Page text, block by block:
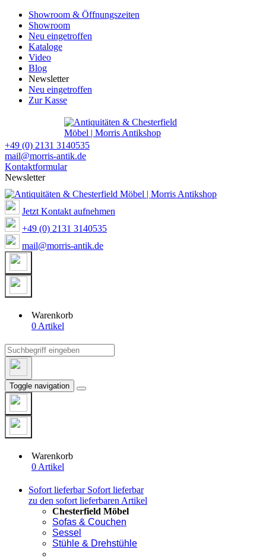
Showroom & Öffnungszeiten
Showroom
Neu eingetroffen
Kataloge
Video
Blog
Newsletter
Neu eingetroffen
Zur Kasse
+49 (0) 2131 3140535
mail@morris-antik.de
Kontaktformular
Newsletter
Jetzt Kontakt aufnehmen
+49 (0) 2131 3140535
mail@morris-antik.de
Warenkorb
0 Artikel
Toggle navigation
Warenkorb
0 Artikel
Sofort lieferbar Sofort lieferbar
zu den sofort lieferbaren Artikel
Chesterfield Möbel
Sofas & Couchen
Sessel
Stühle & Drehstühle